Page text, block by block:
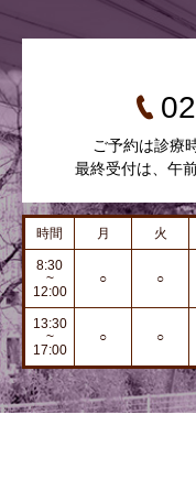
ご予約は診療
最終受付は、午
時間 月 火
8:30
~
12:00
○ ○
13:30
~
17:00
○ ○